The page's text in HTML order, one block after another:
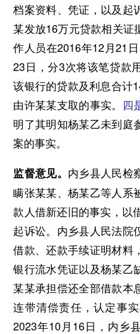
档案资料、凭证，以及起
某发放16万元贷款相关证
作人员在2016年12月21
23日，分3次将该笔贷款
该银行的贷款及利息合计
由许某某支取的事实。 四
明了其明知杨某乙未到庭
案的事实。
监督意见。 内乡县人民检
瞒张某某、杨某乙等人系
款人借新还旧的事实，以
起诉讼。内乡县人民法院
借款、还款手续证明材料
银行流水凭证以及杨某乙
某某承担偿还全部借款本
连带清偿责任，认定事
2023年10月16日，内乡